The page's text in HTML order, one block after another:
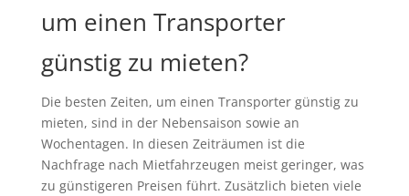
um einen Transporter
günstig zu mieten?
Die besten Zeiten, um einen Transporter günstig zu
mieten, sind in der Nebensaison sowie an
Wochentagen. In diesen Zeiträumen ist die
Nachfrage nach Mietfahrzeugen meist geringer, was
zu günstigeren Preisen führt. Zusätzlich bieten viele